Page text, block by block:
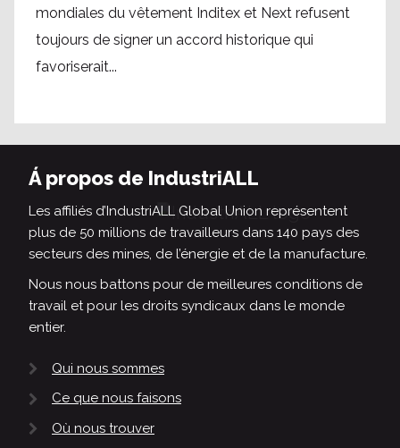
mondiales du vêtement Inditex et Next refusent
toujours de signer un accord historique qui
favoriserait...
Á propos de IndustriALL
Les affiliés d’IndustriALL Global Union représentent
plus de 50 millions de travailleurs dans 140 pays des
secteurs des mines, de l’énergie et de la manufacture.
Nous nous battons pour de meilleures conditions de
travail et pour les droits syndicaux dans le monde
entier.
Qui nous sommes
Ce que nous faisons
Où nous trouver